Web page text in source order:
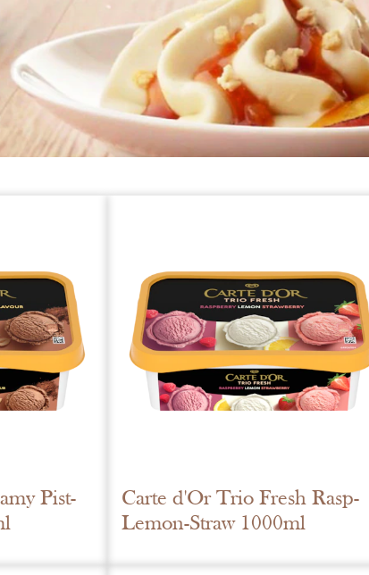
Pist-
Carte d'Or Trio Fresh Rasp-
Lemon-Straw 1000ml